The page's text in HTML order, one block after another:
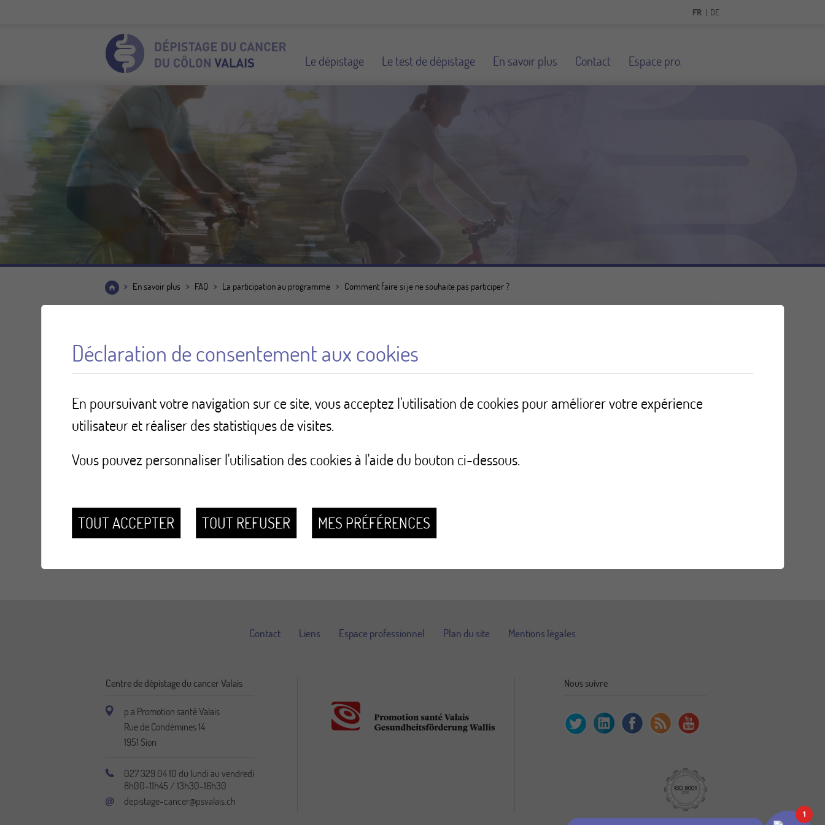
FR DE
Le dépistage Le test de dépistage En savoir plus Contact Espace pro.
> En savoir plus > FAQ > La participation au programme > Comment faire si je ne souhaite pas participer ?
Comment faire si je ne souhaite pas participer ?
Nous vous invitons à nous le signaler soit:
par mail à
en cliquant
Contact Liens Espace professionnel Plan du site Mentions légales
Centre de dépistage du cancer Valais
p.a Promotion santé Valais
Rue de Condémines 14
1951 Sion
027 329 04 10 du lundi au vendredi
8h00-11h45 / 13h30-16h30
depistage-cancer@psvalais.ch
Nous suivre
Déclaration de consentement aux cookies
En poursuivant votre navigation sur ce site, vous acceptez l'utilisation de cookies pour améliorer votre expérience
utilisateur et réaliser des statistiques de visites.
Vous pouvez personnaliser l'utilisation des cookies à l'aide du bouton ci-dessous.
TOUT ACCEPTER TOUT REFUSER MES PRÉFÉRENCES